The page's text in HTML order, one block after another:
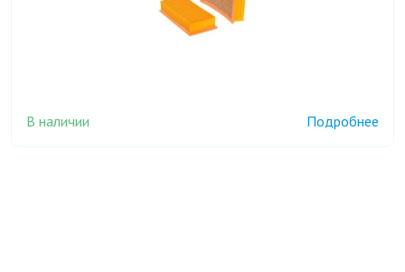
В наличии Подробнее